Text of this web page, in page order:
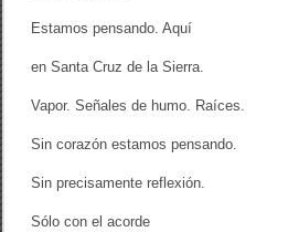
Estamos pensando. Aquí
en Santa Cruz de la Sierra.
Vapor. Señales de humo. Raíces.
Sin corazón estamos pensando.
Sin precisamente reflexión.
Sólo con el acorde